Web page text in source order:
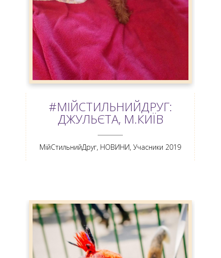
#МІЙСТИЛЬНИЙДРУГ:
ДЖУЛЬЄТА, М.КИЇВ
ANEMPTYTEXTLLINE
МійСтильнийДруг, НОВИНИ,Учасники 2019